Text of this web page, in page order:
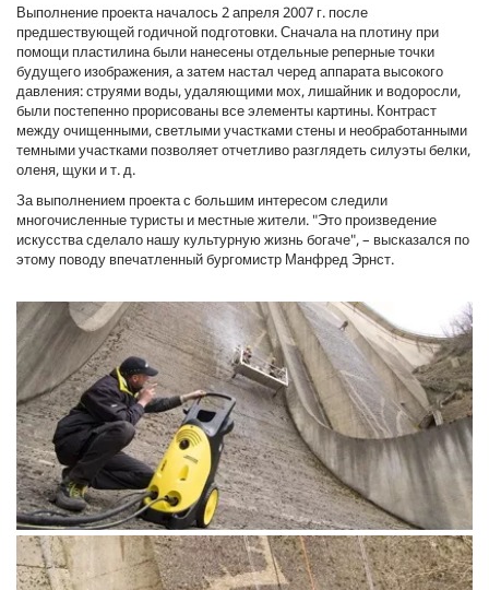
Выполнение проекта началось 2 апреля 2007 г. после
предшествующей годичной подготовки. Сначала на плотину при
помощи пластилина были нанесены отдельные реперные точки
будущего изображения, а затем настал черед аппарата высокого
давления: струями воды, удаляющими мох, лишайник и водоросли,
были постепенно прорисованы все элементы картины. Контраст
между очищенными, светлыми участками стены и необработанными
темными участками позволяет отчетливо разглядеть силуэты белки,
оленя, щуки и т. д.
За выполнением проекта с большим интересом следили
многочисленные туристы и местные жители. "Это произведение
искусства сделало нашу культурную жизнь богаче", – высказался по
этому поводу впечатленный бургомистр Манфред Эрнст.